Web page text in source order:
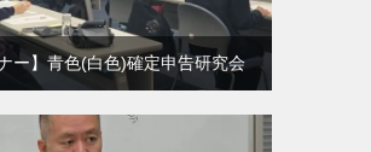
ナー】青色(白色)確定申告研究会